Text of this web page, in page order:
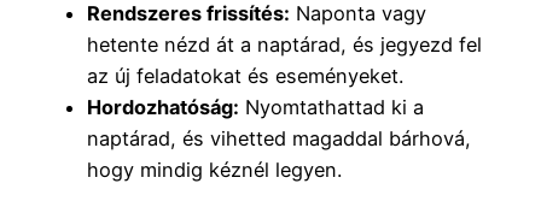
Rendszeres frissítés: Naponta vagy
hetente nézd át a naptárad, és jegyezd fel
az új feladatokat és eseményeket.
Hordozhatóság: Nyomtathattad ki a
naptárad, és vihetted magaddal bárhová,
hogy mindig kéznél legyen.